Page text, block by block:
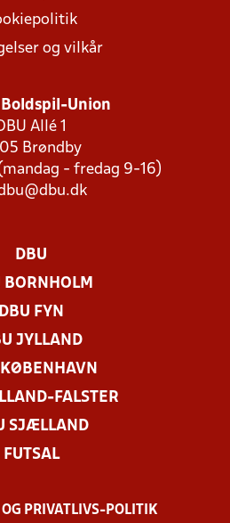
og vilkår
Boldspil-Union
Allé 1
Brøndby
- fredag 9-16)
DBU
BORNHOLM
DBU FYN
JYLLAND
KØBENHAVN
FALSTER
SJÆLLAND
FUTSAL
OG PRIVATLIVS-POLITIK